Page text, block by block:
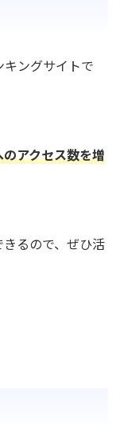
ングサイトで
アクセス数を増
るので、ぜひ活